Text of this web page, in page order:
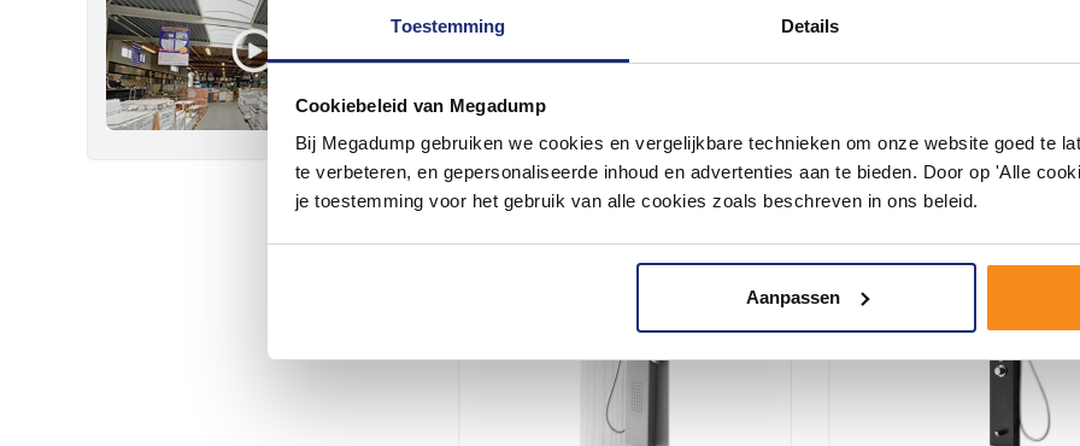
Toestemming Details
Cookiebeleid van Megadump
Bij Megadump gebruiken we cookies en vergelijkbare technieken om onze website goed te
te verbeteren, en gepersonaliseerde inhoud en advertenties aan te bieden. Door op 'Alle
je toestemming voor het gebruik van alle cookies zoals beschreven in ons beleid.
Aanpassen